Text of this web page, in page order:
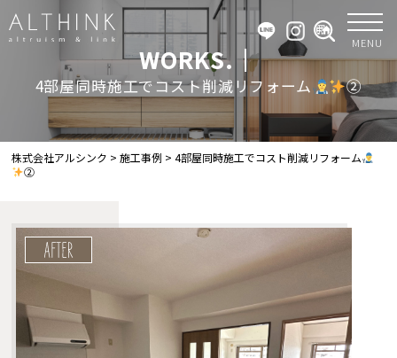
MENU
WORKS.｜
4部屋同時施工でコスト削減リフォーム ②
株式会社アルシンク >施工事例 >4部屋同時施工でコスト削減リフォーム
②